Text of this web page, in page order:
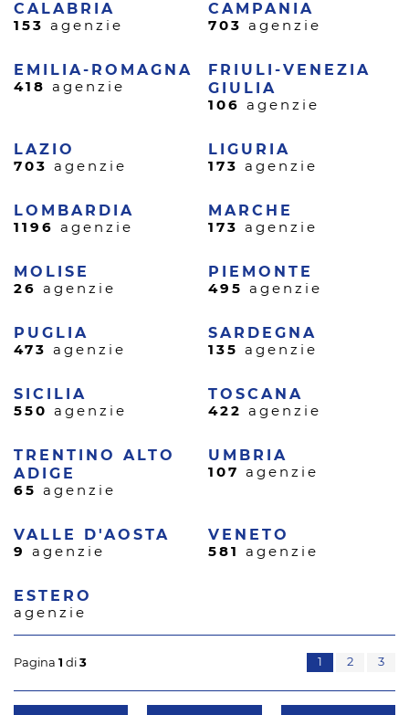
CALABRIA
153 agenzie
CAMPANIA
703 agenzie
EMILIA-ROMAGNA
418 agenzie
FRIULI-VENEZIA
GIULIA
106 agenzie
LAZIO
703 agenzie
LIGURIA
173 agenzie
LOMBARDIA
1196 agenzie
MARCHE
173 agenzie
MOLISE
26 agenzie
PIEMONTE
495 agenzie
PUGLIA
473 agenzie
SARDEGNA
135 agenzie
SICILIA
550 agenzie
TOSCANA
422 agenzie
TRENTINO ALTO
ADIGE
65 agenzie
UMBRIA
107 agenzie
VALLE D'AOSTA
9 agenzie
VENETO
581 agenzie
ESTERO
agenzie
Pagina 1 di 3 1 2 3